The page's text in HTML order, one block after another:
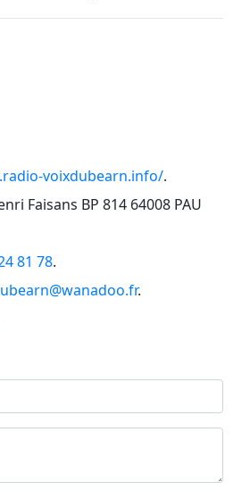
voixdubearn.info/.
Faisans BP 814 64008 PAU
81 78.
.